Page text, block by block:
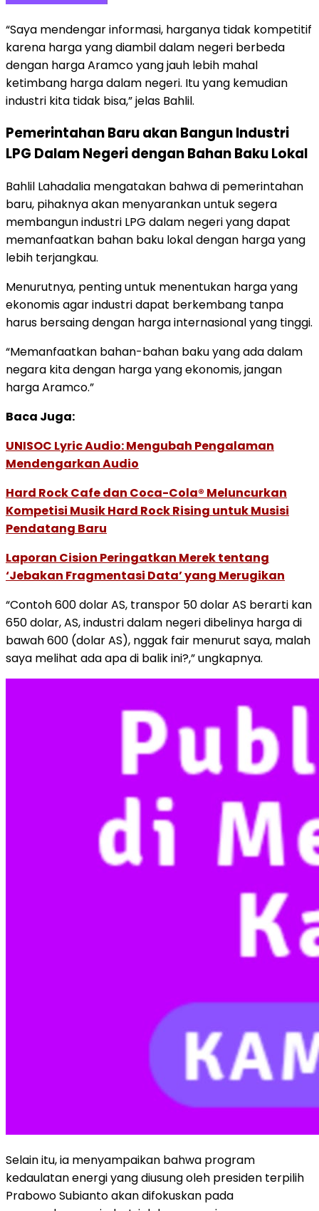
“Saya mendengar informasi, harganya tidak kompetitif
karena harga yang diambil dalam negeri berbeda
dengan harga Aramco yang jauh lebih mahal
ketimbang harga dalam negeri. Itu yang kemudian
industri kita tidak bisa,” jelas Bahlil.
Pemerintahan Baru akan Bangun Industri
LPG Dalam Negeri dengan Bahan Baku Lokal
Bahlil Lahadalia mengatakan bahwa di pemerintahan
baru, pihaknya akan menyarankan untuk segera
membangun industri LPG dalam negeri yang dapat
memanfaatkan bahan baku lokal dengan harga yang
lebih terjangkau.
Menurutnya, penting untuk menentukan harga yang
ekonomis agar industri dapat berkembang tanpa
harus bersaing dengan harga internasional yang tinggi.
“Memanfaatkan bahan-bahan baku yang ada dalam
negara kita dengan harga yang ekonomis, jangan
harga Aramco.”
Baca Juga:
UNISOC Lyric Audio: Mengubah Pengalaman
Mendengarkan Audio
Hard Rock Cafe dan Coca-Cola® Meluncurkan
Kompetisi Musik Hard Rock Rising untuk Musisi
Pendatang Baru
Laporan Cision Peringatkan Merek tentang
‘Jebakan Fragmentasi Data’ yang Merugikan
“Contoh 600 dolar AS, transpor 50 dolar AS berarti kan
650 dolar, AS, industri dalam negeri dibelinya harga di
bawah 600 (dolar AS), nggak fair menurut saya, malah
saya melihat ada apa di balik ini?,” ungkapnya.
Selain itu, ia menyampaikan bahwa program
kedaulatan energi yang diusung oleh presiden terpilih
Prabowo Subianto akan difokuskan pada